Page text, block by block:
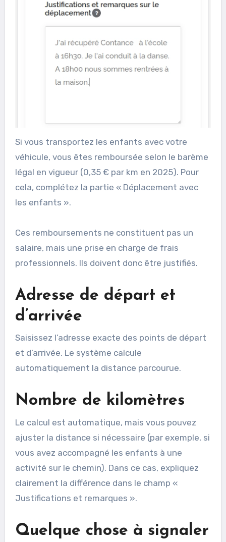
Si vous transportez les enfants avec votre
véhicule, vous êtes remboursée selon le barème
légal en vigueur (0,35 € par km en 2025). Pour
cela, complétez la partie « Déplacement avec
les enfants ».
Ces remboursements ne constituent pas un
salaire, mais une prise en charge de frais
professionnels. Ils doivent donc être justifiés.
Adresse de départ et
d’arrivée
Saisissez l’adresse exacte des points de départ
et d’arrivée. Le système calcule
automatiquement la distance parcourue.
Nombre de kilomètres
Le calcul est automatique, mais vous pouvez
ajuster la distance si nécessaire (par exemple, si
vous avez accompagné les enfants à une
activité sur le chemin). Dans ce cas, expliquez
clairement la différence dans le champ «
Justifications et remarques ».
Quelque chose à signaler